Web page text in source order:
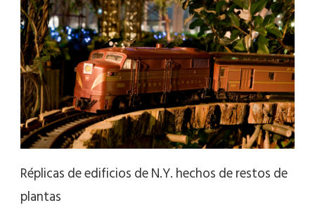
Réplicas de edificios de N.Y. hechos de restos de
plantas